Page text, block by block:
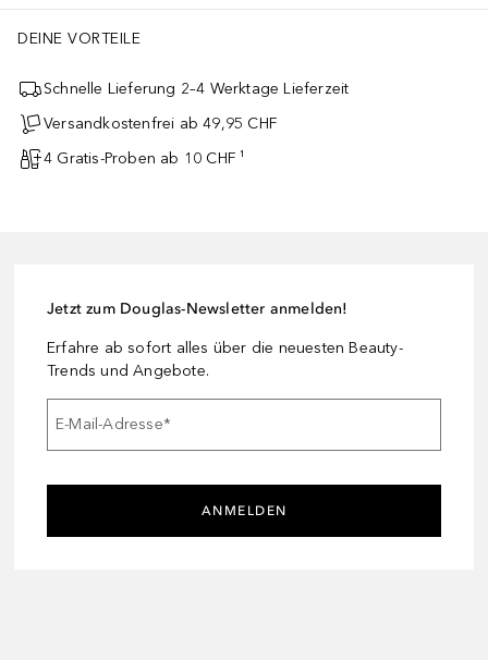
DEINE VORTEILE
Schnelle Lieferung 2–4 Werktage Lieferzeit
Versandkostenfrei ab 49,95 CHF
4 Gratis-Proben ab 10 CHF ¹
Jetzt zum Douglas-Newsletter anmelden!
Erfahre ab sofort alles über die neuesten Beauty-
Trends und Angebote.
E-Mail-Adresse*
ANMELDEN